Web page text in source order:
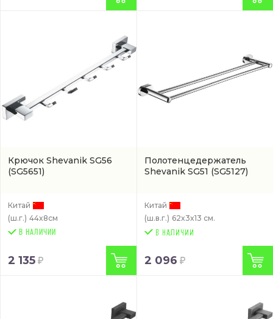
Крючок Shevanik SG56
(SG5651)
Китай
(ш.г.) 44x8см
В НАЛИЧИИ
2 135
Полотенцедержатель
Shevanik SG51 (SG5127)
Китай
(ш.в.г.) 62x3x13 см.
2 096